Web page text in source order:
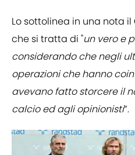
Lo sottolinea in una nota il
che si tratta di "un vero e
considerando che negli
operazioni che hanno
avevano fatto storcere il
calcio ed agli opinionisti”.